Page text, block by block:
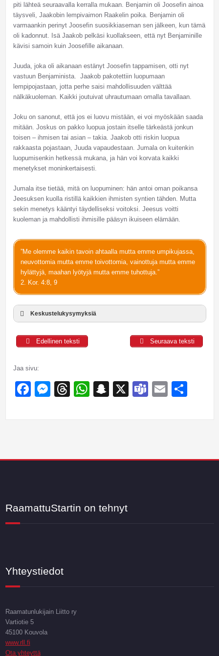
piti lähteä seuraavalla kerralla mukaan. Benjamin oli Joosefin ainoa
täysveli, Jaakobin lempivaimon Raakelin poika. Benjamin oli
varmaankin perinyt Joosefin suosikkiaseman sen jälkeen, kun tämä
oli kadonnut. Isä Jaakob pelkäsi kuollakseen, että nyt Benjaminille
kävisi samoin kuin Joosefille aikanaan.
Juuda, joka oli aikanaan estänyt Joosefin tappamisen, otti nyt
vastuun Benjaminista. Jaakob pakotettiin luopumaan
lempipojastaan, jotta perhe saisi mahdollisuuden välttää
nälkäkuoleman. Kaikki joutuivat uhrautumaan omalla tavallaan.
Joku on sanonut, että jos ei luovu mistään, ei voi myöskään saada
mitään. Joskus on pakko luopua jostain itselle tärkeästä jonkun
toisen – ihmisen tai asian – takia. Jaakob otti riskin luopua
rakkaasta pojastaan, Juuda vapaudestaan. Jumala on kuitenkin
luopumisenkin hetkessä mukana, ja hän voi korvata kaikki
menetykset moninkertaisesti.
Jumala itse tietää, mitä on luopuminen: hän antoi oman poikansa
Jeesuksen kuolla ristillä kaikkien ihmisten syntien tähden. Mutta
sekin menetys kääntyi täydelliseksi voitoksi. Jeesus voitti
kuoleman ja mahdollisti ihmisille pääsyn ikuiseen elämään.
”Me olemme kaikin tavoin ahtaalla mutta emme umpikujassa,
neuvottomia mutta emme toivottomia, vainottuja mutta emme
hylättyjä, maahan lyötyjä mutta emme tuhottuja.”
2. Kor. 4:8, 9
Keskustelukysymyksiä
Edellinen teksti Seuraava teksti
Jaa sivu:
Facebook
Messenger
Threads
WhatsApp
Snapchat
X Teams
Email
RaamattuStartin on tehnyt
Yhteystiedot
Raamatunlukijain Liitto ry
Vartiotie 5
45100 Kouvola
www.rll.fi
Ota yhteyttä